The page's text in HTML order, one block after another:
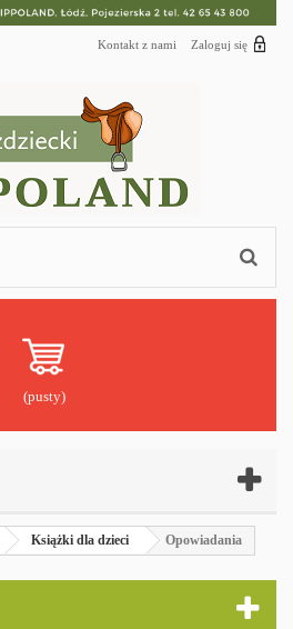
Zaloguj się
Kontakt z nami
(pusty)
Książki dla dzieci Opowiadania